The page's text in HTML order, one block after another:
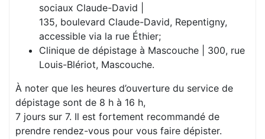
sociaux Claude-David |
135, boulevard Claude-David, Repentigny,
accessible via la rue Éthier;
Clinique de dépistage à Mascouche | 300, rue
Louis-Blériot, Mascouche.
À noter que les heures d’ouverture du service de
dépistage sont de 8 h à 16 h,
7 jours sur 7. Il est fortement recommandé de
prendre rendez-vous pour vous faire dépister.